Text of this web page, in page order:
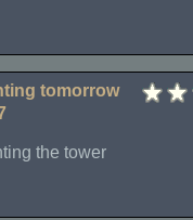
tomorrow
the tower